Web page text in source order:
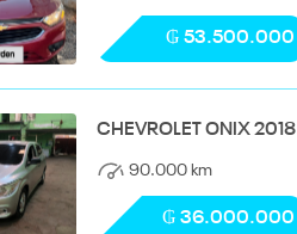
₲ 53.500.000
CHEVROLET ONIX 2018
90.000 km
₲ 36.000.000